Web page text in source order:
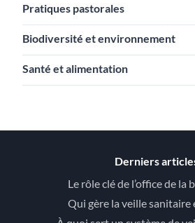
Pratiques pastorales
Biodiversité et environnement
Santé et alimentation
Derniers
Le rôle clé de l’office de la
Qui gère la veille sanitaire